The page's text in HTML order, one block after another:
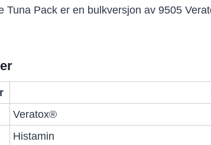
Tuna Pack er en bulkversjon av 9505
Veratox®
Histamin